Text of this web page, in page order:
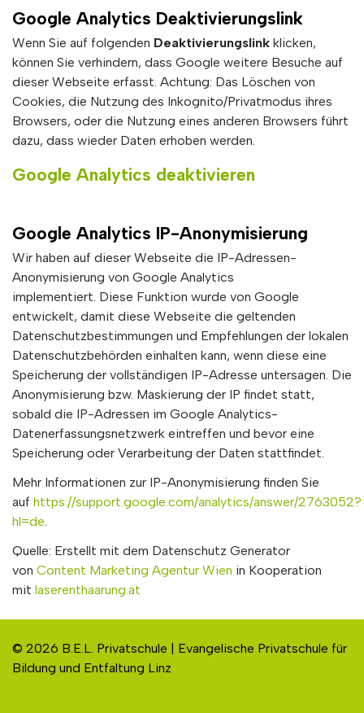
Google Analytics Deaktivierungslink
Wenn Sie auf folgenden Deaktivierungslink klicken,
können Sie verhindern, dass Google weitere Besuche auf
dieser Webseite erfasst. Achtung: Das Löschen von
Cookies, die Nutzung des Inkognito/Privatmodus ihres
Browsers, oder die Nutzung eines anderen Browsers führt
dazu, dass wieder Daten erhoben werden.
Google Analytics deaktivieren
Google Analytics IP-Anonymisierung
Wir haben auf dieser Webseite die IP-Adressen-
Anonymisierung von Google Analytics
implementiert. Diese Funktion wurde von Google
entwickelt, damit diese Webseite die geltenden
Datenschutzbestimmungen und Empfehlungen der lokalen
Datenschutzbehörden einhalten kann, wenn diese eine
Speicherung der vollständigen IP-Adresse untersagen. Die
Anonymisierung bzw. Maskierung der IP findet statt,
sobald die IP-Adressen im Google Analytics-
Datenerfassungsnetzwerk eintreffen und bevor eine
Speicherung oder Verarbeitung der Daten stattfindet.
Mehr Informationen zur IP-Anonymisierung finden Sie
auf https://support.google.com/analytics/answer/2763052?
hl=de.
Quelle: Erstellt mit dem Datenschutz Generator
von Content Marketing Agentur Wien in Kooperation
mit laserenthaarung.at
© 2026 B.E.L. Privatschule | Evangelische Privatschule für
Bildung und Entfaltung Linz